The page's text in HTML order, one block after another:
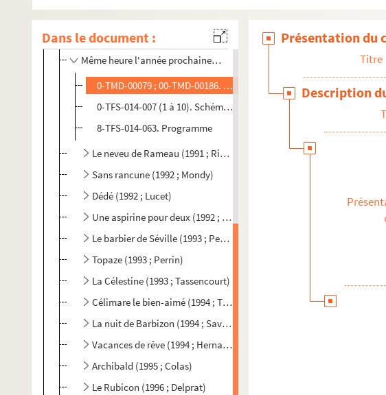
Dans le document :
Le locataire (1990 ; Verhaeghe)
Un diable dans le bénitier (1990)
Même heure l'année prochaine (1991 ; Vadim)
0-TMD-00079 ; 00-TMD-00186. Dessins de décor
0-TFS-014-007 (1 à 10). Schémas d'implantation de décor et
8-TFS-014-063. Programme
Le neveu de Rameau (1991 ; Riehl)
Sans rancune (1992 ; Mondy)
Dédé (1992 ; Lucet)
Une aspirine pour deux (1992 ; Perrin)
Le barbier de Séville (1993 ; Perrin)
Topaze (1993 ; Perrin)
La Célestine (1993 ; Tassencourt)
Célimare le bien-aimé (1994 ; Thamin)
La nuit de Barbizon (1994 ; Savoisien)
Vacances de rêve (1994 ; Hernandez)
Archibald (1995 ; Colas)
Le Rubicon (1996 ; Delprat)
Présentation du
Titre
Description